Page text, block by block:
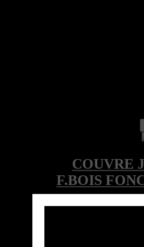
Call